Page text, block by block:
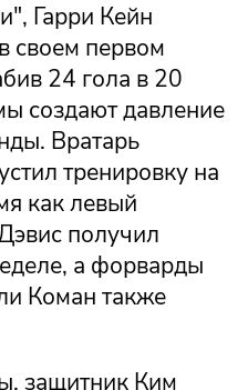
Гарри Кейн
своем первом
24 гола в 20
создают давление
Вратарь
тренировку на
как левый
получил
а форварды
Коман также
защитник Ким